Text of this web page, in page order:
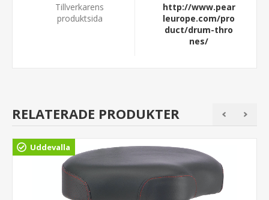
Tillverkarens
produktsida
http://www.pear
leurope.com/pro
duct/drum-thro
nes/
RELATERADE PRODUKTER
Uddevalla